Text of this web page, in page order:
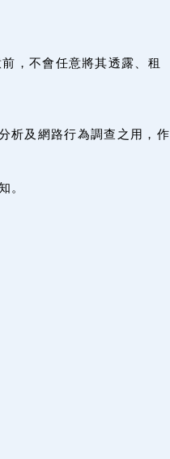
，不會任意將其透露、租
析及網路行為調查之用，作
。